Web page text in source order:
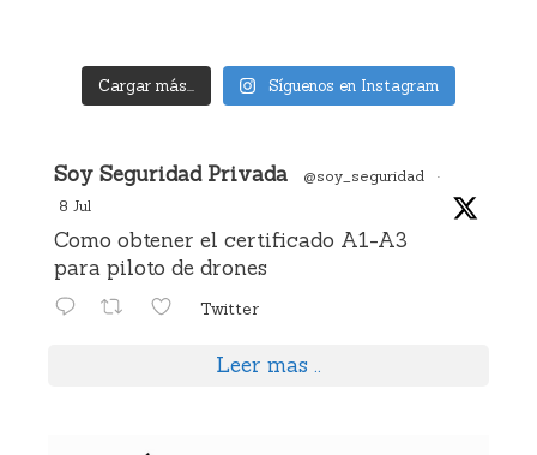
Cargar más... Síguenos en Instagram
AvatarSoy Seguridad Privada @soy_seguridad
·
8 Jul
Como obtener el certificado A1-A3
para piloto de drones
Twitter
Leer mas ..